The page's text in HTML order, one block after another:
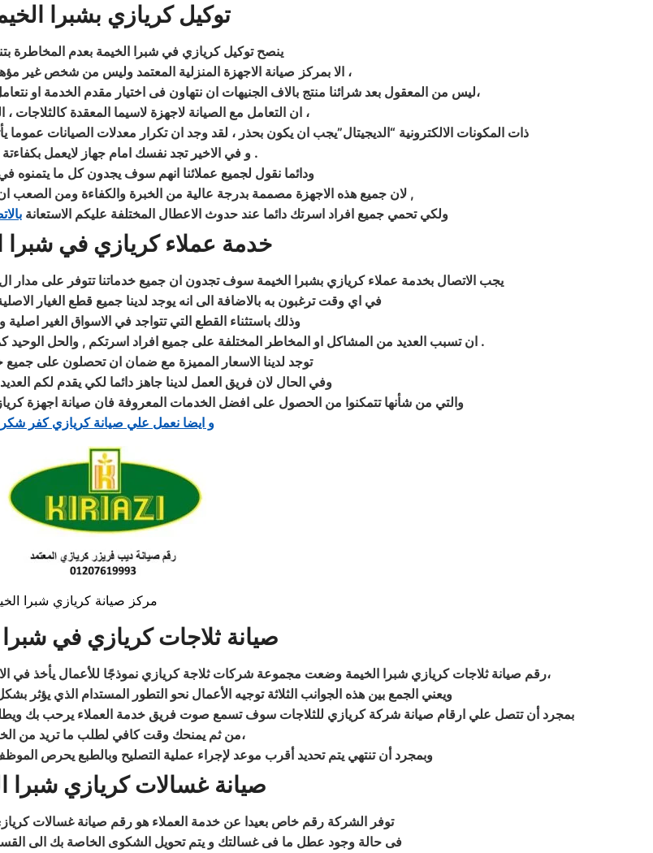
توكيل كريازي بشبرا
ينصح توكيل كريازي في شبرا الخيمة بعدم المخاطرة
الا بمركز صيانة الاجهزة المنزلية
المعتمد وليس من شخص غير مؤهل أو مدعي المعرفة بتقنية ،
ليس من المعقول بعد شرائنا منتج بالاف الجنيهات ان نتهاون فى اختيار مقدم الخدمة اوالغير معتمدة من توكيل كريازي،
ان التعامل مع الصيانة لاجهزة لاسيما المعقدة كالثلاجات ، الغسالات ، التكييف ،
ذات المكونات الالكترونية “الديجيتال”يجب ان يكون بحذر ، لقد وجد ان تكرار معدلات الصيانات عموما
و في الاخير تجد نفسك امام جهاز لايعمل بكفاءتة المعتادة .
ودائما نقول لجميع عملائنا انهم سوف يجدون كل ما يتمنوه في
لان جميع هذه الاجهزة مصممة بدرجة عالية من الخبرة والكفاءة ومن الصعب ,
ولكي تحمي جميع افراد اسرتك دائما عند حدوث الاعطال المختلفة عليكم الاستعانة
خدمة عملاء كريازي في شبرا
يجب الاتصال بخدمة عملاء كريازي بشبرا الخيمة سوف تجدون ان جميع خدماتنا تتوفر على مدار ال24 ساعه حتى تتمكنوا من الحصول على
في اي وقت ترغبون به بالاضافة الى انه يوجد لدينا جميع قطع الغيار
وذلك باستثناء القطع التي تتواجد في الاسواق الغير
.
توجد لدينا الاسعار المميزة مع ضمان ان تحصلون على جميع
وفي الحال لان فريق العمل لدينا جاهز دائما لكي يقدم لكم
والتي من شأنها تتمكنوا من الحصول على افضل الخدمات المعروفة فان صيانة اجهزة
و ايضا نعمل علي صيانة كريازي كفر شكر
مركز صيانة كريازي شبرا
صيانة ثلاجات كريازي في شبرا
رقم صيانة ثلاجات كريازي شبرا الخيمة وضعت مجموعة شركات ثلاجة كريازي نموذجًا للأعمال يأخذ في الاعتبار الأداء الاجتماعي والبيئي بجانب الأداء الاقتصادي والاجتماعي،
ويعني الجمع بين هذه الجوانب الثلاثة توجيه الأعمال نحو التطور المستدام الذي يؤثر
بمجرد أن تتصل علي ارقام صيانة شركة كريازي للثلاجات سوف تسمع صوت فريق خدمة العملاء يرحب بك
من ثم يمنحك وقت كافي لطلب ما تريد من الخدمات،
وبمجرد أن تنتهي يتم تحديد أقرب موعد لإجراء عملية التصليح وبالطبع يحرص
صيانة غسالات كريازي شبرا
توفر الشركة رقم خاص بعيدا عن خدمة العملاء هو رقم صيانة غسالات
فى حالة وجود عطل ما فى غسالتك و يتم تحويل الشكوى الخاصة بك الى